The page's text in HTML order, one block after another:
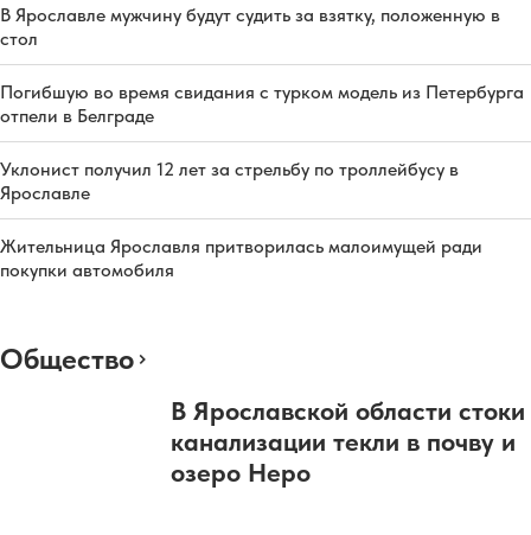
В Ярославле мужчину будут судить за взятку, положенную в
стол
Погибшую во время свидания с турком модель из Петербурга
отпели в Белграде
Уклонист получил 12 лет за стрельбу по троллейбусу в
Ярославле
Жительница Ярославля притворилась малоимущей ради
покупки автомобиля
Общество
В Ярославской области стоки
канализации текли в почву и
озеро Неро